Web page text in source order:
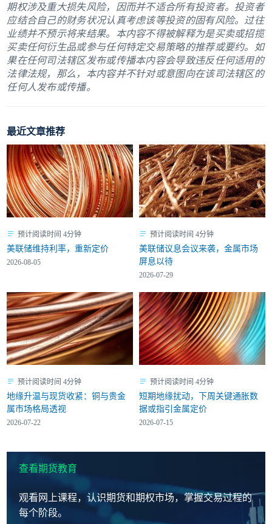
期权涉及重大损失风险，因而并不适合所有投资者。投资者
应结合自己的财务状况认真考虑该等投资的固有风险。过往
业绩并不预示将来结果。本内容不得被解释为是买卖或招揽
买卖任何衍生品或参与任何特定交易策略的推荐或要约。如
果在任何司法辖区发布或传播本内容会导致违反任何适用的
法律法规，那么，本内容并不针对或意图向在该司法辖区的
任何人发布或传播。
最近文章推荐
预计阅读时间 4分钟
美联储维持利率，重新定价
2026-08-05
预计阅读时间 4分钟
美联储议息会议来袭，金属市场
屏息以待
2026-07-29
预计阅读时间 4分钟
地缘升温与现货收紧：铜与贵金
属市场格局透视
2026-07-22
预计阅读时间 4分钟
短期地缘扰动，下周关键通胀数
据或指引金属定价
2026-07-15
查看期货教育
观看网上课程，认识期货和期权市场，掌握交易过程的
每个阶段。